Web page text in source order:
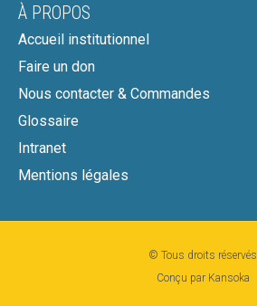
À PROPOS
Accueil institutionnel
Faire un don
Nous contacter & Commandes
Glossaire
Intranet
Mentions légales
© Tous droits réservés
Conçu par Kansoka